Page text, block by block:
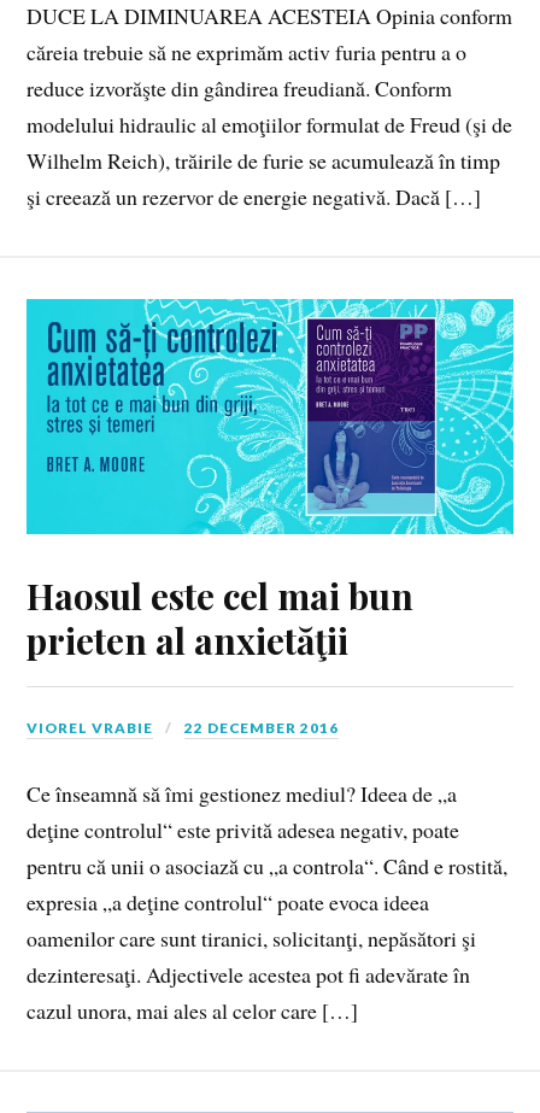
DUCE LA DIMINUAREA ACESTEIA Opinia conform
căreia trebuie să ne exprimăm activ furia pentru a o
reduce izvorăşte din gândirea freudiană. Conform
modelului hidraulic al emoţiilor formulat de Freud (şi de
Wilhelm Reich), trăirile de furie se acumulează în timp
şi creează un rezervor de energie negativă. Dacă […]
Haosul este cel mai bun
prieten al anxietăţii
VIOREL VRABIE 22 DECEMBER 2016
Ce înseamnă să îmi gestionez mediul? Ideea de „a
deţine controlul“ este privită adesea negativ, poate
pentru că unii o asociază cu „a controla“. Când e rostită,
expresia „a deţine controlul“ poate evoca ideea
oamenilor care sunt tiranici, solicitanţi, nepăsători şi
dezinteresaţi. Adjectivele acestea pot fi adevărate în
cazul unora, mai ales al celor care […]